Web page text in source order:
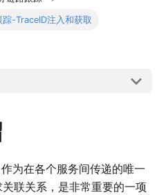
踪-TraceID注入和获取
作为在各个服务间传递的唯一
联关系，是非常重要的一项